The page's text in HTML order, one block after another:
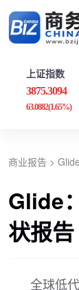
上证指数
3875.3094
63.0882(1.65%)
商业报告 >
Glide
状报告
全球低